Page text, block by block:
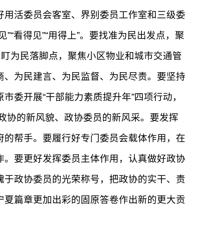
活委员会客室、界别委员工作室和三级委
看得见”“用得上”。要找准为民出发点，聚
为民落脚点，聚焦小区物业和城市交通管
为民建言、为民监督、为民尽责。要坚持
委开展“干部能力素质提升年”四项行动，
协的新风貌、政协委员的新风采。要发挥
帮手。要履行好专门委员会载体作用，在
要更好发挥委员主体作用，认真做好政协
政协委员的光荣称号，把政协的实干、责
篇章更加出彩的固原答卷作出新的更大贡